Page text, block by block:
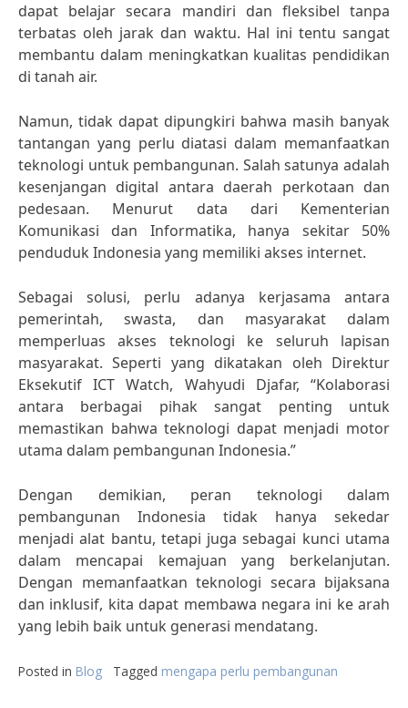
dapat belajar secara mandiri dan fleksibel tanpa
terbatas oleh jarak dan waktu. Hal ini tentu sangat
membantu dalam meningkatkan kualitas pendidikan
di tanah air.
Namun, tidak dapat dipungkiri bahwa masih banyak
tantangan yang perlu diatasi dalam memanfaatkan
teknologi untuk pembangunan. Salah satunya adalah
kesenjangan digital antara daerah perkotaan dan
pedesaan. Menurut data dari Kementerian
Komunikasi dan Informatika, hanya sekitar 50%
penduduk Indonesia yang memiliki akses internet.
Sebagai solusi, perlu adanya kerjasama antara
pemerintah, swasta, dan masyarakat dalam
memperluas akses teknologi ke seluruh lapisan
masyarakat. Seperti yang dikatakan oleh Direktur
Eksekutif ICT Watch, Wahyudi Djafar, “Kolaborasi
antara berbagai pihak sangat penting untuk
memastikan bahwa teknologi dapat menjadi motor
utama dalam pembangunan Indonesia.”
Dengan demikian, peran teknologi dalam
pembangunan Indonesia tidak hanya sekedar
menjadi alat bantu, tetapi juga sebagai kunci utama
dalam mencapai kemajuan yang berkelanjutan.
Dengan memanfaatkan teknologi secara bijaksana
dan inklusif, kita dapat membawa negara ini ke arah
yang lebih baik untuk generasi mendatang.
Posted in Blog Tagged mengapa perlu pembangunan